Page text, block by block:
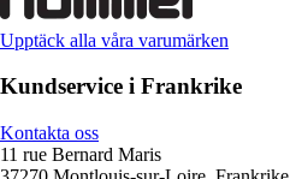
Upptäck alla våra varumärken
Kundservice i Frankrike
Kontakta oss
11 rue Bernard Maris